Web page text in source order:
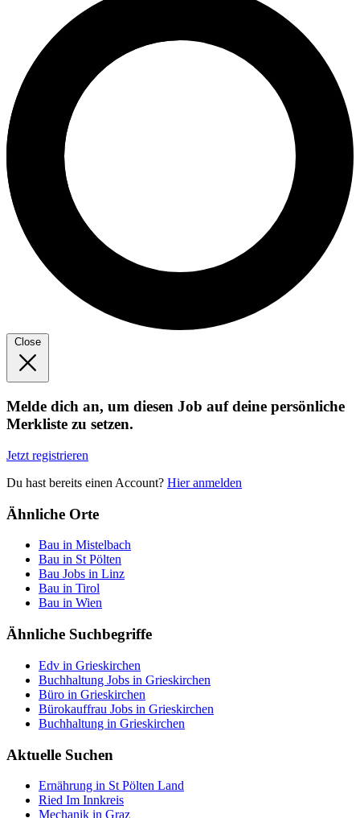
Close
Melde dich an, um diesen Job auf deine persönliche
Merkliste zu setzen.
Jetzt registrieren
Du hast bereits einen Account? Hier anmelden
Ähnliche Orte
Bau in Mistelbach
Bau in St Pölten
Bau Jobs in Linz
Bau in Tirol
Bau in Wien
Ähnliche Suchbegriffe
Edv in Grieskirchen
Buchhaltung Jobs in Grieskirchen
Büro in Grieskirchen
Bürokauffrau Jobs in Grieskirchen
Buchhaltung in Grieskirchen
Aktuelle Suchen
Ernährung in St Pölten Land
Ried Im Innkreis
Mechanik in Graz